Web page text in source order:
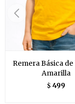
Remera Básica
Amarilla
$ 499